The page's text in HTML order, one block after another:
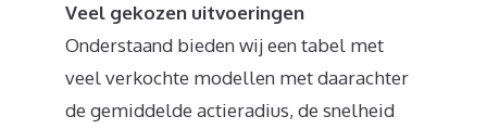
Veel gekozen uitvoeringen
Onderstaand bieden wij een tabel met
veel verkochte modellen met daarachter
de gemiddelde actieradius, de snelheid